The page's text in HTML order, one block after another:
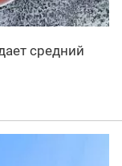
средний